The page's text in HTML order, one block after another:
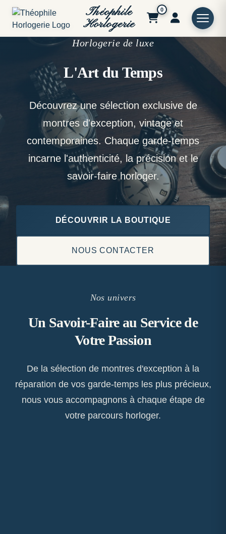
Théophile
Horlogerie
0
Horlogerie de luxe
L'Art du Temps
Découvrez une sélection exclusive de
montres d'exception, vintage et
contemporaines. Chaque garde-temps
incarne l'authenticité, la précision et le
savoir-faire horloger.
DÉCOUVRIR LA BOUTIQUE
NOUS CONTACTER
Nos univers
Un Savoir-Faire au Service de
Votre Passion
De la sélection de montres d'exception à la
réparation de vos garde-temps les plus précieux,
nous vous accompagnons à chaque étape de
votre parcours horloger.